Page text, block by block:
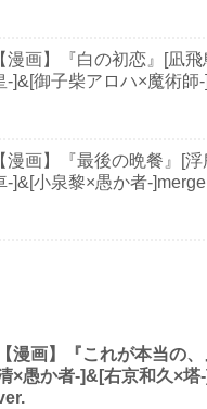
【漫画】『白の初恋』[凪
-]&[御子柴アロハ×魔術師
【漫画】『最後の晩餐』[
-]&[小泉黎×愚か者-]merge
【漫画】『これが本当の
×愚か者-]&[右京和久×塔